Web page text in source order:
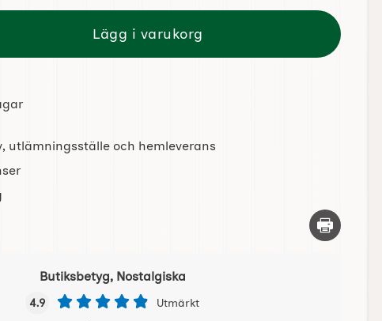
Lägg i varukorg
utlämningsställe och hemleverans
Skriv ut
Butiksbetyg, Nostalgiska
4.9 Utmärkt